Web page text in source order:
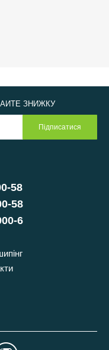
58
58
6
ЗНИЖКУ